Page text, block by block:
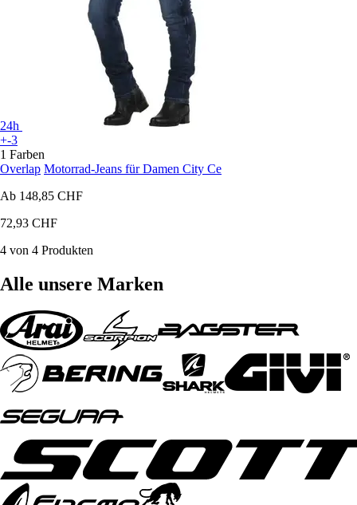
24h
+-3
1 Farben
Overlap Motorrad-Jeans für Damen City Ce
Ab 148,85 CHF
72,93 CHF
4 von 4 Produkten
Alle unsere Marken